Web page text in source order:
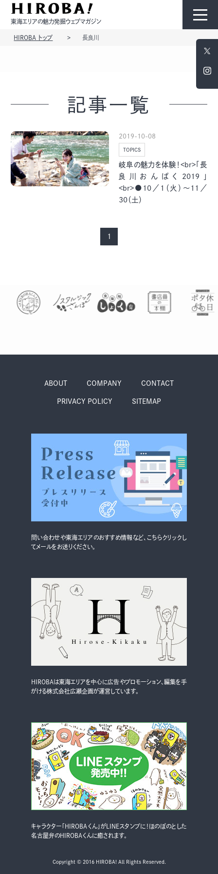
東海エリアの魅力発掘ウェブマガジン
モノ
さんぽ
体験
スタッフ紹介
お問い合わせ
検索する
HIROBA トップ 長良川
記事一覧
2019-10-08
TOPICS
岐阜の魅力を体験！<br>「長
良川おんぱく2019」
<br>●10／1（火）～11／
30（土）
1
ABOUT COMPANY CONTACT
PRIVACY POLICY SITEMAP
問い合わせや東海エリアのおすすめ情報など、こちらクリックし
てメールをお送りください。
HIROBAは東海エリアを中心に広告やプロモーション、編集を手
がける株式会社広瀬企画が運営しています。
キャラクター「HIROBAくん」がLINEスタンプに！ほのぼのとした
名古屋弁のHIROBAくんに癒されます。
Copyright © 2016 HIROBA! All Rights Reserved.